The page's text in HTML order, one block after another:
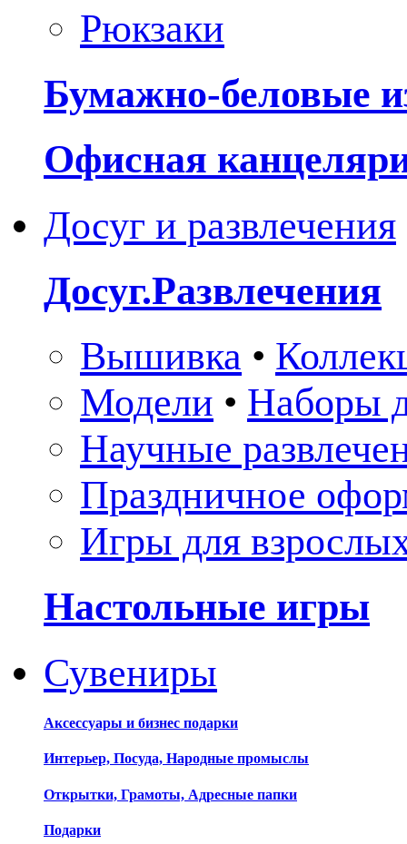
Рюкзаки
Бумажно-беловые
Офисная
Досуг и развлечения
Досуг.Развлечения
Вышивка •
Модели • Наборы
Научные
Праздничное
Игры для
Настольные игры
Сувениры
Аксессуары и бизнес подарки
Интерьер, Посуда, Народные промыслы
Открытки, Грамоты, Адресные папки
Подарки